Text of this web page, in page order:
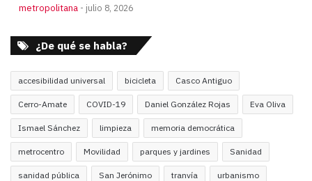
metropolitana
julio 8, 2026
¿De qué se habla?
accesibilidad universal bicicleta Casco Antiguo
Cerro-Amate COVID-19 Daniel González Rojas Eva Oliva
Ismael Sánchez limpieza memoria democrática
metrocentro Movilidad parques y jardines Sanidad
sanidad pública San Jerónimo tranvía urbanismo